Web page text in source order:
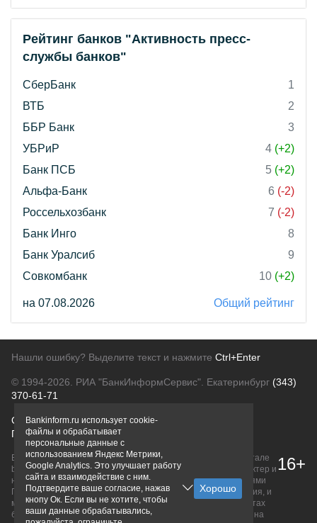
Рейтинг банков "Активность пресс-
службы банков"
СберБанк
1
ВТБ
2
ББР Банк
3
УБРиР
4 (+2)
Банк ПСБ
5 (+2)
Альфа-Банк
6 (-2)
Россельхозбанк
7 (-2)
Банк Инго
8
Банк Уралсиб
9
Совкомбанк
10 (+2)
на 07.08.2026 Общий рейтинг
Нашли ошибку? Выделите текст и нажмите Ctrl+Enter
© 1994-2026. РИА "БанкИнформСервис". Екатеринбург (343)
370-61-71
О проектеПолитика конфиденциальности
Правовая информацияДля рекламодателей
Вся информация о продуктах банков, размещенная на портале
bankinform.ru, носит исключительно ознакомительный характер и
не является публичной офертой, определяемой положениями
ГК РФ. Информация не содержит точного и полного описания, и
может быть изменена. Конечные условия уточняйте на сайтах
банков или при личном обращении. Исключительное право на
16+
Bankinform.ru использует cookie-
файлы и обрабатывает
персональные данные с
использованием Яндекс Метрики,
Google Analytics. Это улучшает работу
сайта и взаимодействие с ним.
Подтвердите ваше согласие, нажав
кнопу Ок. Если вы не хотите, чтобы
ваши данные обрабатывались,